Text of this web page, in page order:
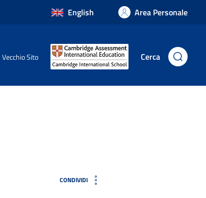
English Area Personale
Vecchio Sito Cerca
CONDIVIDI